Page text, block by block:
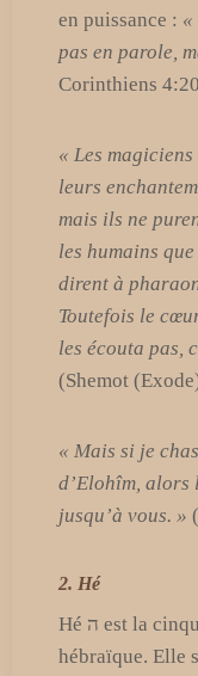
en puissance : «
pas en parole,
Corinthiens
« Les
leurs
mais ils ne
les humains
dirent à
Toutefois le
les écouta pas,
(Shemot
« Mais si je
d’Elohîm, alors
jusqu’à vous. »
2. Hé
Hé ה est la cinquième lettre de l’alphabet
hébraïque. Elle